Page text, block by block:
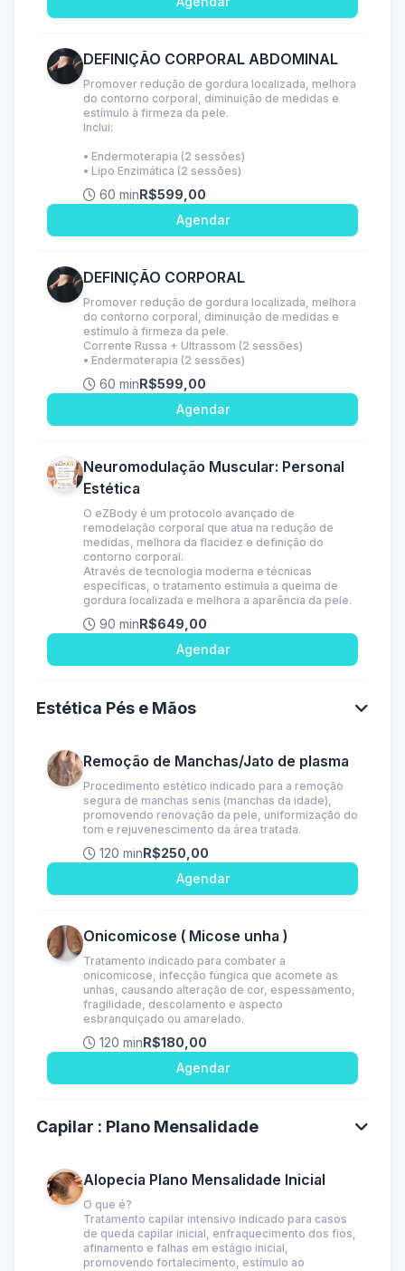
DEFINIÇÃO CORPORAL ABDOMINAL
Promover redução de gordura localizada, melhora
do contorno corporal, diminuição de medidas e
estímulo à firmeza da pele.
Inclui:
• Endermoterapia (2 sessões)
• Lipo Enzimática (2 sessões)
60 minR$599,00
Agendar
DEFINIÇÃO CORPORAL
Promover redução de gordura localizada, melhora
do contorno corporal, diminuição de medidas e
estímulo à firmeza da pele.
Corrente Russa + Ultrassom (2 sessões)
• Endermoterapia (2 sessões)
60 minR$599,00
Agendar
Neuromodulação Muscular: Personal
Estética
O eZBody é um protocolo avançado de
remodelação corporal que atua na redução de
medidas, melhora da flacidez e definição do
contorno corporal.
Através de tecnologia moderna e técnicas
específicas, o tratamento estimula a queima de
gordura localizada e melhora a aparência da pele.
90 minR$649,00
Agendar
Estética Pés e Mãos
Remoção de Manchas/Jato de plasma
Procedimento estético indicado para a remoção
segura de manchas senis (manchas da idade),
promovendo renovação da pele, uniformização do
tom e rejuvenescimento da área tratada.
120 minR$250,00
Agendar
Onicomicose ( Micose unha )
Tratamento indicado para combater a
onicomicose, infecção fúngica que acomete as
unhas, causando alteração de cor, espessamento,
fragilidade, descolamento e aspecto
esbranquiçado ou amarelado.
120 minR$180,00
Agendar
Capilar : Plano Mensalidade
Alopecia Plano Mensalidade Inicial
O que é?
Tratamento capilar intensivo indicado para casos
de queda capilar inicial, enfraquecimento dos fios,
afinamento e falhas em estágio inicial,
promovendo fortalecimento, estímulo ao